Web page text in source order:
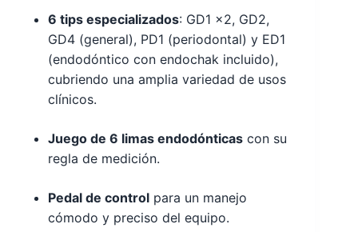
6 tips especializados: GD1 x2, GD2,
GD4 (general), PD1 (periodontal) y ED1
(endodóntico con endochak incluido),
cubriendo una amplia variedad de usos
clínicos.
Juego de 6 limas endodónticas con su
regla de medición.
Pedal de control para un manejo
cómodo y preciso del equipo.